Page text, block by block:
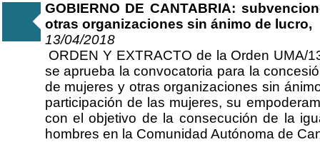
GOBIERNO DE CANTABRIA:
otras organizaciones sin ánimo de lucro,
13/04/2018
ORDEN Y EXTRACTO de la Orden UMA/
se aprueba la convocatoria para la
de mujeres y otras organizaciones sin
participación de las mujeres, su
con el objetivo de la consecución de la
hombres en la Comunidad Autónoma de